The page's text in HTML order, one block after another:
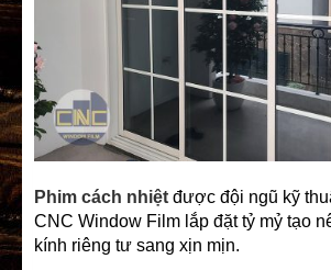
Phim cách nhiệt được đội ngũ kỹ
CNC Window Film lắp đặt tỷ mỷ tạo
kính riêng tư sang xịn mịn.